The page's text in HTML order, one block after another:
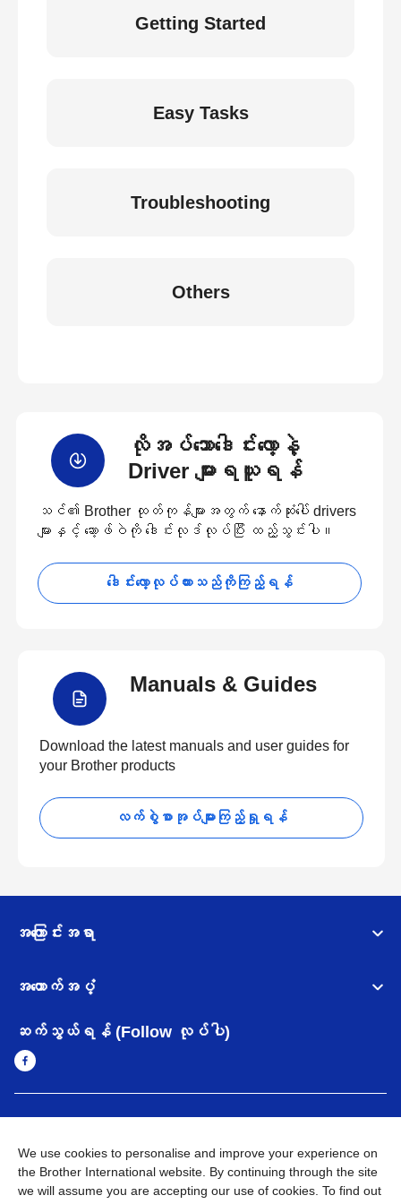
Getting Started
Easy Tasks
Troubleshooting
Others
လိုအပ်သောဒေါင်းလော့နဲ့
Driver များရယူရန်
သင်၏ Brother ထုတ်ကုန်များအတွက် နောက်ဆုံးပေါ် drivers
များနှင့် ဆော့ဖ်ဝဲကို ဒေါင်းလုဒ်လုပ်ပြီး ထည့်သွင်းပါ။
ဒေါင်းလော့လုပ်ထားသည်ကိုကြည့်ရန်
Manuals & Guides
Download the latest manuals and user guides for
your Brother products
လက်စွဲစာအုပ်များကြည့်ရှုရန်
အကြောင်းအရာ
အထောက်အပံ့
ဆက်သွယ်ရန် (Follow လုပ်ပါ)
အချက်အလက်မူဝါဒ အသုံးပြုမူဝါဒ
သုံးစွဲရန် ဝက်ဆိုဒ်အညွှန်း
Brother Global ဝက်ဆိုဒ်သို့သွားရန်
We use cookies to personalise and improve your experience on
the Brother International website. By continuing through the site
we will assume you are accepting our use of cookies. To find out